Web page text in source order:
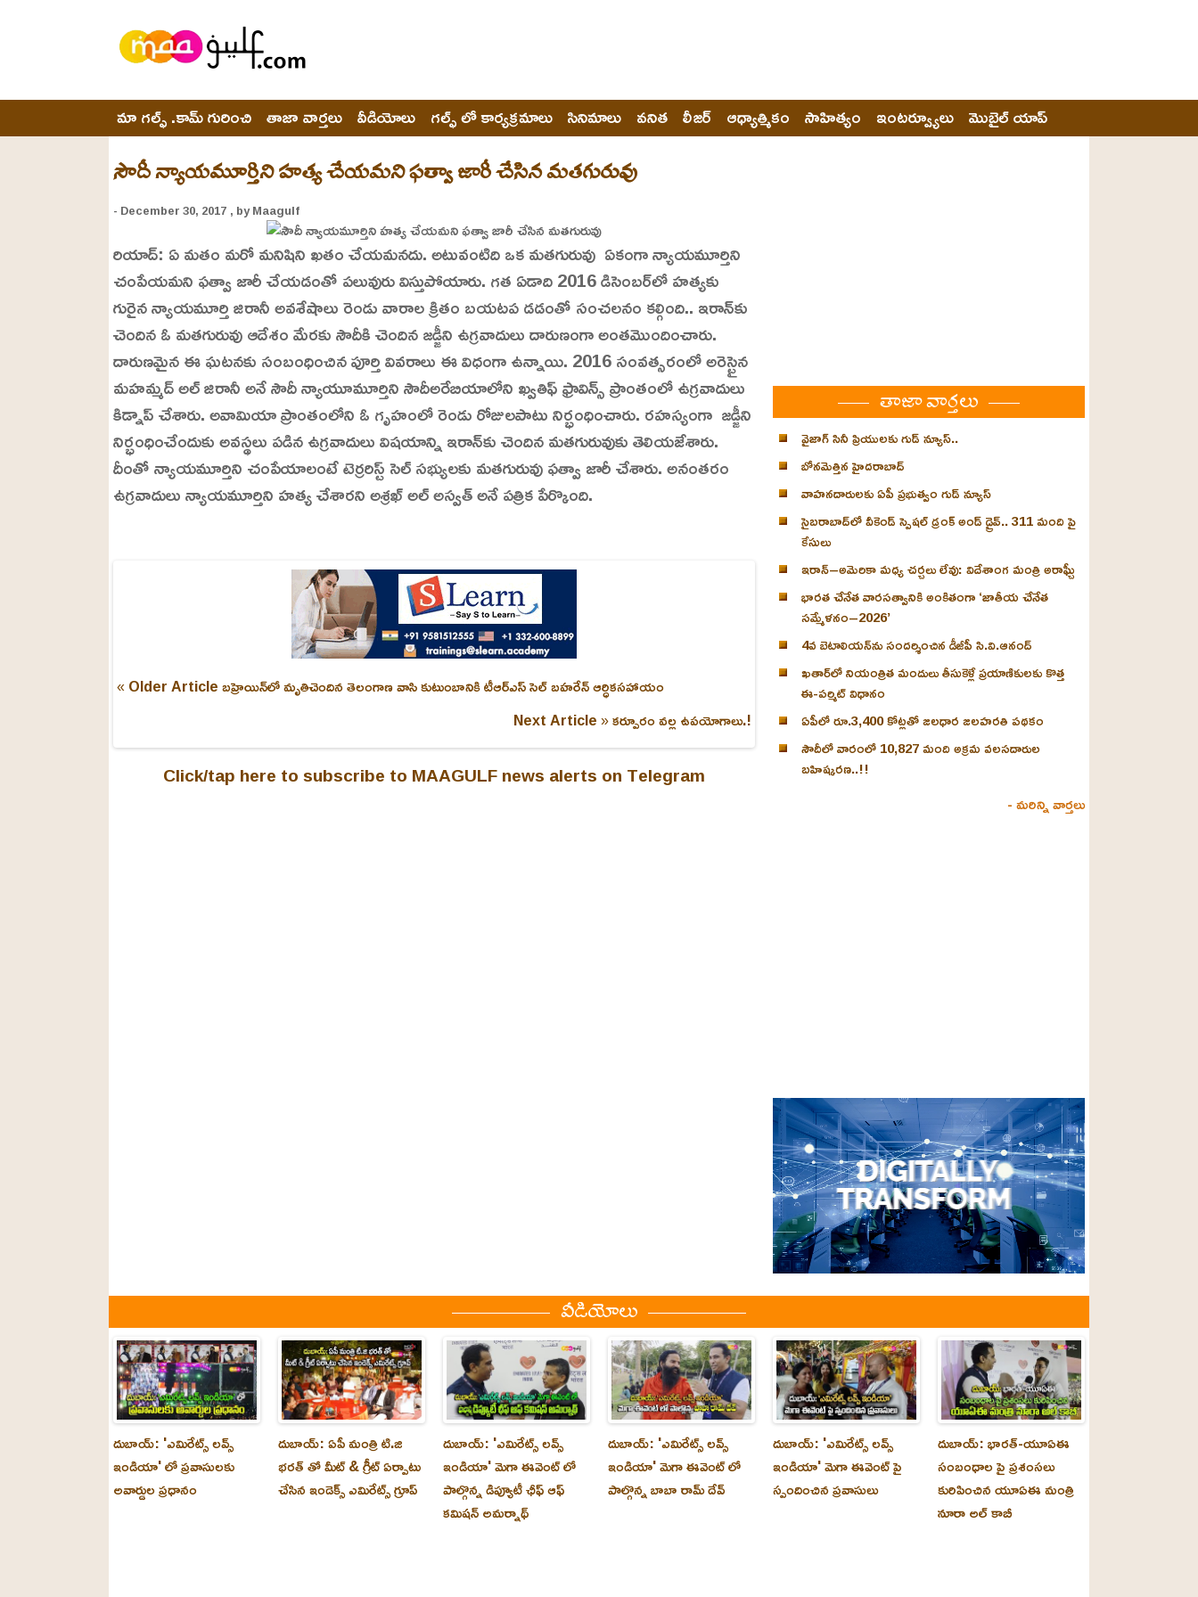
మా గల్ఫ్ .కామ్ గురించి తాజా వార్తలు వీడియోలు గల్ఫ్ లో కార్యక్రమాలు సినిమాలు వనిత లీజర్ ఆధ్యాత్మికం సాహిత్యం ఇంటర్వ్యూలు మొబైల్ యాప్
సౌదీ న్యాయమూర్తిని హత్య చేయమని ఫత్వా జారీ చేసిన మతగురువు
- December 30, 2017 , by Maagulf
రియాద్: ఏ మతం మరో మనిషిని ఖతం చేయమనదు. అటువంటిది ఒక మతగురువు ఏకంగా న్యాయమూర్తిని
చంపేయమని ఫత్వా జారీ చేయడంతో పలువురు విస్తుపోయారు. గత ఏడాది 2016 డిసెంబర్‌లో హత్యకు
గురైన న్యాయమూర్తి జిరానీ అవశేషాలు రెండు వారాల క్రితం బయటప డడంతో సంచలనం కల్గింది.. ఇరాన్‌కు
చెందిన ఓ మతగురువు ఆదేశం మేరకు సౌదీకి చెందిన జడ్జీని ఉగ్రవాదులు దారుణంగా అంతమొందించారు.
దారుణమైన ఈ ఘటనకు సంబంధించిన పూర్తి వివరాలు ఈ విధంగా ఉన్నాయి. 2016 సంవత్సరంలో అరెస్టైన
మహమ్మద్ అల్ జిరానీ అనే సౌదీ న్యాయూమూర్తిని సౌదీఅరేబియాలోని ఖ్వతిఫ్ ఫ్రావిన్స్ ప్రాంతంలో ఉగ్రవాదులు
కిడ్నాప్ చేశారు. అవామియా ప్రాంతంలోని ఓ గృహంలో రెండు రోజులపాటు నిర్భంధించారు. రహస్యంగా జడ్జీని
నిర్భంధించేందుకు అవస్థలు పడిన ఉగ్రవాదులు విషయాన్ని ఇరాన్‌కు చెందిన మతగురువుకు తెలియజేశారు.
దీంతో న్యాయమూర్తిని చంపేయాలంటే టెర్రరిస్ట్ సెల్ సభ్యులకు మతగురువు ఫత్వా జారీ చేశారు. అనంతరం
ఉగ్రవాదులు న్యాయమూర్తిని హత్య చేశారని అశ్రఖ్ అల్ అస్వత్ అనే పత్రిక పేర్కొంది.
9
%
« Older Articleబహ్రెయిన్‌లో మృతిచెందిన తెలంగాణ వాసి కుటుంబానికి టీఆర్ఎస్ సెల్ బహరేన్ ఆర్ధికసహాయం
Next Article »కర్పూరం వల్ల ఉపయోగాలు.!
Click/tap here to subscribe to MAAGULF news alerts on Telegram
తాజా వార్తలు
వైజాగ్ సినీ ప్రియులకు గుడ్ న్యూస్..
బోనమెత్తిన హైదరాబాద్
వాహనదారులకు ఏపీ ప్రభుత్వం గుడ్ న్యూస్
సైబరాబాద్‌లో వీకెండ్ స్పెషల్ డ్రంక్‌ అండ్‌ డ్రైవ్‌.. 311 మంది పై
కేసులు
ఇరాన్‌–అమెరికా మధ్య చర్చలు లేవు: విదేశాంగ మంత్రి అరాఘ్చీ
భారత చేనేత వారసత్వానికి అంకితంగా ‘జాతీయ చేనేత
సమ్మేళనం–2026’
4వ బెటాలియన్‌ను సందర్శించిన డీజీపీ సి.వి.ఆనంద్
ఖతార్‌లో నియంత్రిత మందులు తీసుకెళ్లే ప్రయాణికులకు కొత్త
ఈ-పర్మిట్ విధానం
ఏపీలో రూ.3,400 కోట్లతో జలధార జలహరతి పథకం
సౌదీలో వారంలో 10,827 మంది అక్రమ వలసదారుల
బహిష్కరణ..!!
- మరిన్ని వార్తలు
వీడియోలు
దుబాయ్: 'ఎమిరేట్స్ లవ్స్
ఇండియా' లో ప్రవాసులకు
అవార్డుల ప్రధానం
దుబాయ్: ఏపీ మంత్రి టి.జి
భరత్ తో మీట్ & గ్రీట్ ఏర్పాటు
చేసిన ఇండెక్స్ ఎమిరేట్స్ గ్రూప్
దుబాయ్‌: 'ఎమిరేట్స్ లవ్స్
ఇండియా' మెగా ఈవెంట్ లో
పాల్గొన్న డిప్యూటీ ఛీఫ్ ఆఫ్
కమిషన్ అమర్నాథ్
దుబాయ్‌: 'ఎమిరేట్స్ లవ్స్
ఇండియా' మెగా ఈవెంట్ లో
పాల్గొన్న బాబా రామ్ దేవ్
దుబాయ్‌: 'ఎమిరేట్స్ లవ్స్
ఇండియా' మెగా ఈవెంట్ పై
స్పందించిన ప్రవాసులు
దుబాయ్‌: భారత్-యూఏఈ
సంబంధాల పై ప్రశంసలు
కురిపించిన యూఏఈ మంత్రి
నూరా అల్‌ కాబీ